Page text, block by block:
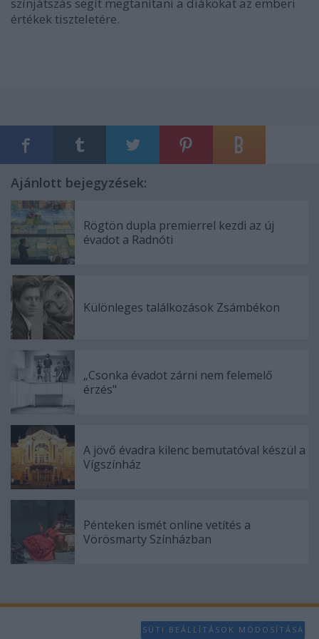
értékek tiszteletére.
Ajánlott bejegyzések:
Rögtön dupla premierrel kezdi az új
évadot a Radnóti
Különleges találkozások Zsámbékon
„Csonka évadot zárni nem felemelő
érzés"
A jövő évadra kilenc bemutatóval készül a
Vígszínház
Pénteken ismét online vetítés a
Vörösmarty Színházban
SÜTI BEÁLLÍTÁSOK MÓDOSÍTÁSA